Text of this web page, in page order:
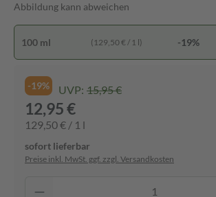
Abbildung kann abweichen
100 ml (129,50 € / 1 l) -19%
-19% UVP: 15,95 €
12,95 €
129,50 € / 1 l
sofort lieferbar
Preise inkl. MwSt. ggf. zzgl. Versandkosten